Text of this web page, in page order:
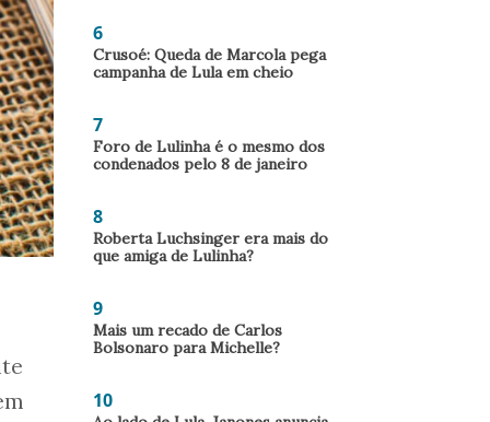
6
Crusoé: Queda de Marcola pega
campanha de Lula em cheio
7
Foro de Lulinha é o mesmo dos
condenados pelo 8 de janeiro
8
Roberta Luchsinger era mais do
que amiga de Lulinha?
9
Mais um recado de Carlos
Bolsonaro para Michelle?
10